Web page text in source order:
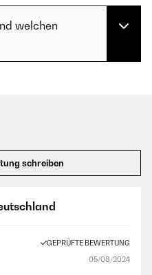
welchen
schreiben
GEPRÜFTE BEWERTUNG
05/08/2024